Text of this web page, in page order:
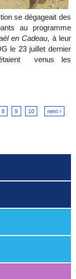
se dégageait des
au programme
en Cadeau, à leur
le 23 juillet dernier
venus les
8 9 10 next ›